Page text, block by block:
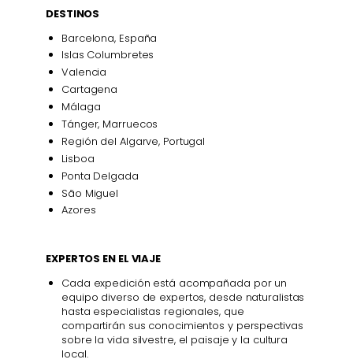
DESTINOS
Barcelona, España
Islas Columbretes
Valencia
Cartagena
Málaga
Tánger, Marruecos
Región del Algarve, Portugal
Lisboa
Ponta Delgada
São Miguel
Azores
EXPERTOS EN EL VIAJE
Cada expedición está acompañada por un
equipo diverso de expertos, desde naturalistas
hasta especialistas regionales, que
compartirán sus conocimientos y perspectivas
sobre la vida silvestre, el paisaje y la cultura
local.